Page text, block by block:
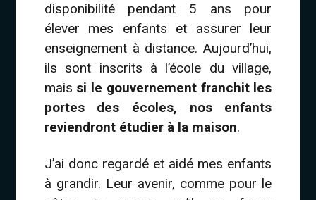
disponibilité pendant 5 ans pour
élever mes enfants et assurer leur
enseignement à distance. Aujourd’hui,
ils sont inscrits à l’école du village,
mais si le gouvernement franchit les
portes des écoles, nos enfants
reviendront étudier à la maison.
J’ai donc regardé et aidé mes enfants
à grandir. Leur avenir, comme pour le